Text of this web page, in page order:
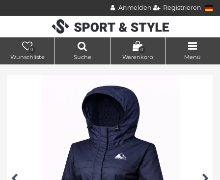
Anmelden Registrieren
0
Wunschliste Suche
0
Warenkorb Menü